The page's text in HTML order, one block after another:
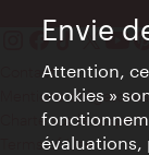
Contact
Mentions obligatoires
Charte sur le
Terms of Use
Envie
Attention,
cookies »
évaluations,